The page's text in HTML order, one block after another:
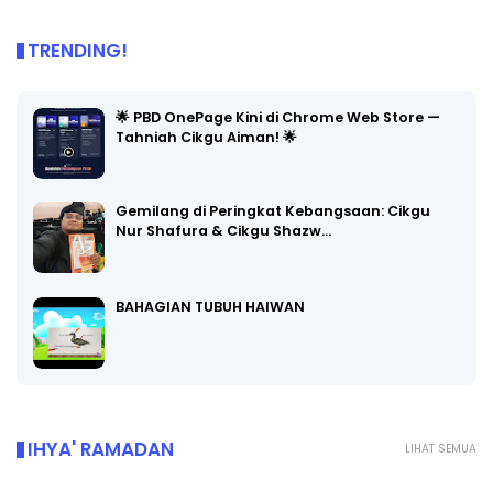
TRENDING!
🌟 PBD OnePage Kini di Chrome Web Store —
Tahniah Cikgu Aiman! 🌟
Gemilang di Peringkat Kebangsaan: Cikgu
Nur Shafura & Cikgu Shazw…
BAHAGIAN TUBUH HAIWAN
LIHAT SEMUA
IHYA' RAMADAN